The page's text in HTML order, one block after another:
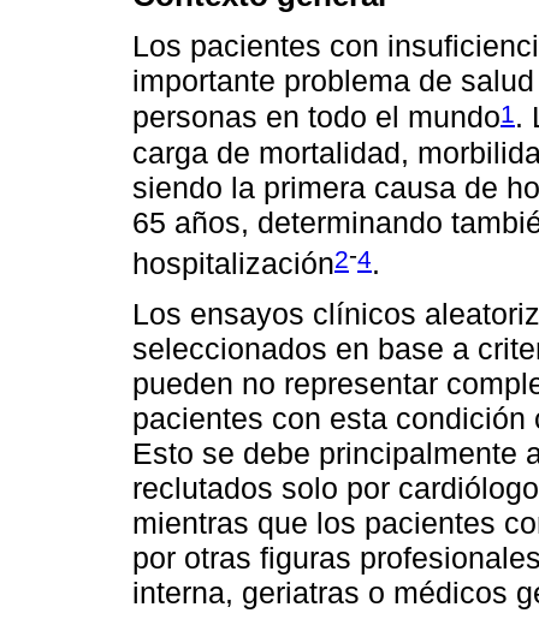
Los pacientes con
importante problema de
personas en todo el mundo1 .
carga de mortalidad,
siendo la primera causa de
65 años, determinando
hospitalización2-4.
Los ensayos clínicos
seleccionados en base a
pueden no representar
pacientes con esta
Esto se debe principalmente
reclutados solo por
mientras que los pacientes
por otras figuras
interna, geriatras o médicos